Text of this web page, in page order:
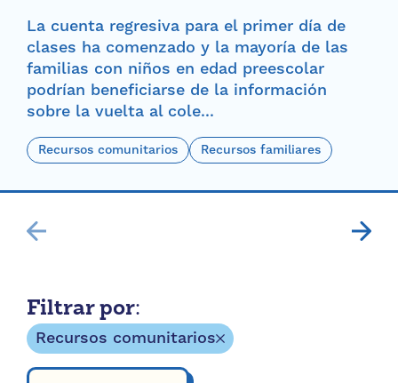
La cuenta regresiva para el primer día de
clases ha comenzado y la mayoría de las
familias con niños en edad preescolar
podrían beneficiarse de la información
sobre la vuelta al cole...
Recursos comunitarios Recursos familiares
Filtrar por:
Recursos comunitarios